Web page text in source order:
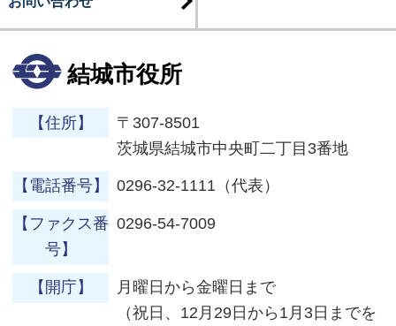
結城市役所
【住所】
〒307-8501
茨城県結城市中央町二丁目3番地
【電話番号】 0296-32-1111（代表）
【ファクス番
号】
0296-54-7009
【開庁】
月曜日から金曜日まで
（祝日、12月29日から1月3日までを